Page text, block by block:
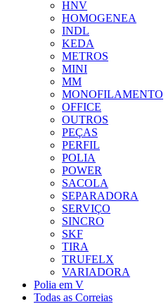
HNV
HOMOGENEA
INDL
KEDA
METROS
MINI
MM
MONOFILAMENTO
OFFICE
OUTROS
PEÇAS
PERFIL
POLIA
POWER
SACOLA
SEPARADORA
SERVIÇO
SINCRO
SKF
TIRA
TRUFELX
VARIADORA
Polia em V
Todas as Correias